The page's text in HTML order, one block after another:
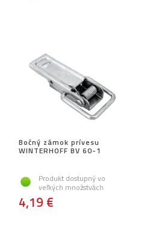
Bočný zámok prívesu
WINTERHOFF BV 60-1
Produkt dostupný vo
veľkých množstvách
4,19 €